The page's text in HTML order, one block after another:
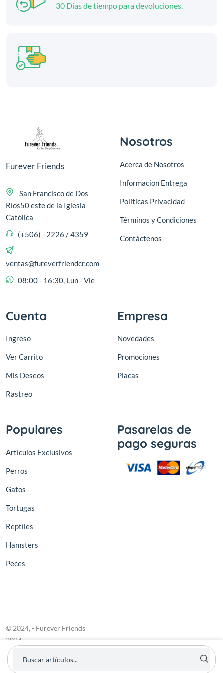
30 Días de tiempo para devoluciones.
Furever Friends
San Francisco de Dos
Ríos50 este de la Iglesia
Católica
(+506) - 2226 / 4359
ventas@fureverfriendcr.com
08:00 - 16:30, Lun - Vie
Nosotros
Acerca de Nosotros
Informacion Entrega
Políticas Privacidad
Términos y Condiciones
Contáctenos
Cuenta
Ingreso
Ver Carrito
Mis Deseos
Rastreo
Empresa
Novedades
Promociones
Placas
Populares
Artículos Exclusivos
Perros
Gatos
Tortugas
Reptíles
Hamsters
Peces
Pasarelas de
pago seguras
© 2024, - Furever Friends
2024